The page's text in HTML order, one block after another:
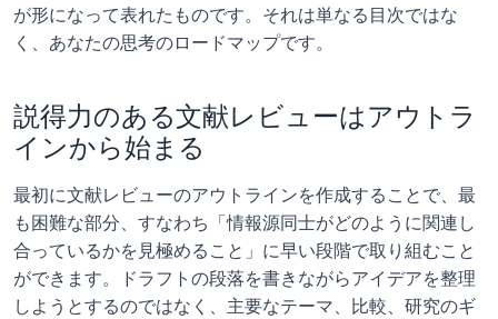
が形になって表れたものです。それは単なる目次ではな
く、あなたの思考のロードマップです。
説得力のある文献レビューはアウトラ
インから始まる
最初に文献レビューのアウトラインを作成することで、最
も困難な部分、すなわち「情報源同士がどのように関連し
合っているかを見極めること」に早い段階で取り組むこと
ができます。ドラフトの段落を書きながらアイデアを整理
しようとするのではなく、主要なテーマ、比較、研究のギ